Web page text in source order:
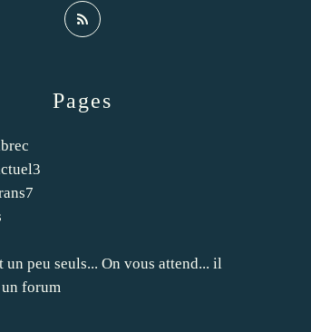
Pages
un peu seuls... On vous attend... il
un forum